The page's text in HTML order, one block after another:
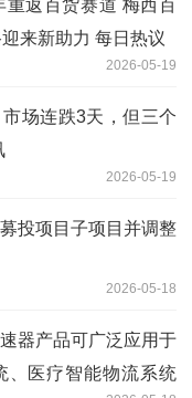
返百货赛道 梅西百
来新助力 每日热议
2026-05-19
场连跌3天，但三个
2026-05-19
投项目子项目并调整
2026-05-18
器产品可广泛应用于
、医疗智能物流系统